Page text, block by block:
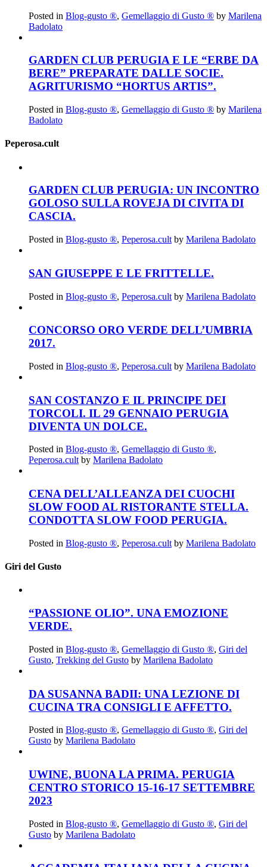
Posted in Blog-gusto ®, Gemellaggio di Gusto ® by Marilena
Badolato
GARDEN CLUB PERUGIA E LE “ERBE DA
BERE” PREPARATE DALLE SOCIE.
AGRITURISMO “HORTUS ARTIS”.
Posted in Blog-gusto ®, Gemellaggio di Gusto ® by Marilena
Badolato
Peperosa.cult
GARDEN CLUB PERUGIA: UN INCONTRO
GOLOSO SULLA ROVEJA DI CIVITA DI
CASCIA.
Posted in Blog-gusto ®, Peperosa.cult by Marilena Badolato
SAN GIUSEPPE E LE FRITTELLE.
Posted in Blog-gusto ®, Peperosa.cult by Marilena Badolato
CONCORSO ORO VERDE DELL’UMBRIA
2017.
Posted in Blog-gusto ®, Peperosa.cult by Marilena Badolato
SAN COSTANZO E IL PRINCIPE DEI
TORCOLI. IL 29 GENNAIO PERUGIA
DIVENTA UN DOLCE.
Posted in Blog-gusto ®, Gemellaggio di Gusto ®,
Peperosa.cultby Marilena Badolato
CENA DELL’ALLEANZA DEI CUOCHI
SLOW FOOD AL RISTORANTE STELLA.
CONDOTTA SLOW FOOD PERUGIA.
Posted in Blog-gusto ®, Peperosa.cult by Marilena Badolato
Giri del Gusto
“PASSIONE OLIO”. UNA EMOZIONE
VERDE.
Posted in Blog-gusto ®, Gemellaggio di Gusto ®, Giri del
Gusto, Trekking del Gusto by Marilena Badolato
DA SUSANNA BADII: UNA LEZIONE DI
CUCINA TRA CONSIGLI E AFFETTO.
Posted in Blog-gusto ®, Gemellaggio di Gusto ®, Giri del
Gusto by Marilena Badolato
UWINE, BUONA LA PRIMA. PERUGIA
CENTRO STORICO 15-16-17 SETTEMBRE
2023
Posted in Blog-gusto ®, Gemellaggio di Gusto ®, Giri del
Gusto by Marilena Badolato